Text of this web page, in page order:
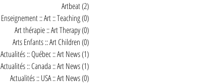
Artbeat(2)
Enseignement :: Art :: Teaching(0)
Art thérapie :: Art Therapy(0)
Arts Enfants :: Art Children(0)
Actualités :: Québec :: Art News(1)
Actualités :: Canada :: Art News(1)
Actualités :: USA :: Art News(0)